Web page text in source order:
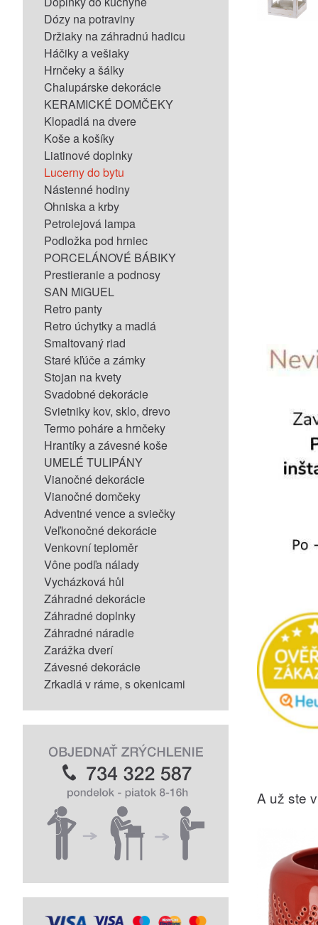
Dózy na potraviny
Držiaky na záhradnú hadicu
Háčiky a vešiaky
Hrnčeky a šálky
Chalupárske dekorácie
KERAMICKÉ DOMČEKY
Klopadlá na dvere
Koše a košíky
Liatinové doplnky
Lucerny do bytu
Nástenné hodiny
Ohniska a krby
Petrolejová lampa
Podložka pod hrniec
PORCELÁNOVÉ BÁBIKY
Prestieranie a podnosy
SAN MIGUEL
Retro panty
Retro úchytky a madlá
Smaltovaný riad
Staré kľúče a zámky
Stojan na kvety
Svadobné dekorácie
Svietniky kov, sklo, drevo
Termo poháre a hrnčeky
Hrantíky a závesné koše
UMELÉ TULIPÁNY
Vianočné dekorácie
Vianočné domčeky
Adventné vence a sviečky
Veľkonočné dekorácie
Venkovní teploměr
Vône podľa nálady
Vycházková hůl
Záhradné dekorácie
Záhradné doplnky
Záhradné náradie
Zarážka dverí
Závesné dekorácie
Zrkadlá v ráme, s okenicami
A už ste